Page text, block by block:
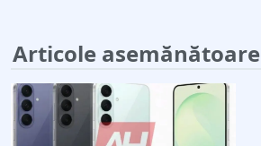
Articole asemănătoare